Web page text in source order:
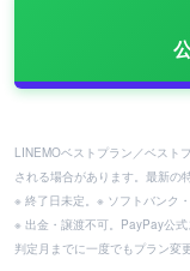
LINEMOベストプラン／ベスト
される場合があります。最新の
※ 終了日未定。※ ソフトバンク
※ 出金・譲渡不可。PayPay公
判定月までに一度でもプラン変